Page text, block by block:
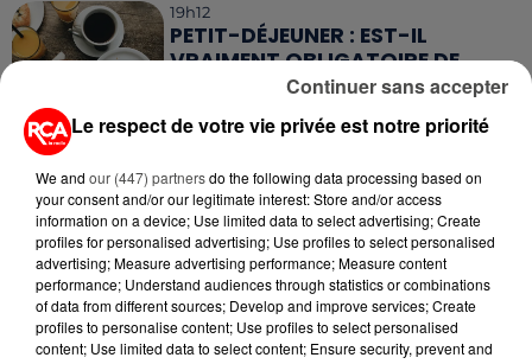
19h12
PETIT-DÉJEUNER : EST-IL
VRAIMENT OBLIGATOIRE DE
MANGER LE MATIN ?
11h03
ROUTES : LE GRAND OUEST SE
PRÉPARE À UN...
6 août 2026
MÉGOTS ET FEUX DE FORÊT : LES
INDUSTRIELS DU TABAC BIENTÔT
TAXÉS...
Le respect de votre vie privée est notre priorité
We and our (447) partnersdo the following data processing based on
your consent and/or our legitimate interest: Store and/or access
information on a device; Use limited data to select advertising; Create
profiles for personalised advertising; Use profiles to select personalised
advertising; Measure advertising performance; Measure content
performance; Understand audiences through statistics or combinations
of data from different sources; Develop and improve services; Create
profiles to personalise content; Use profiles to select personalised
content; Use limited data to select content; Ensure security, prevent and
Continuer sans accepter